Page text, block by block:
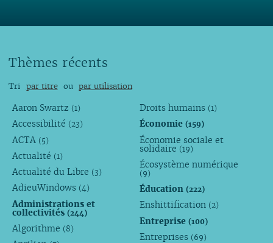
Thèmes récents
Tri par titre ou par utilisation
Aaron Swartz (1)
Accessibilité (23)
ACTA (5)
Actualité (1)
Actualité du Libre (3)
AdieuWindows (4)
Administrations et
collectivités (244)
Algorithme (8)
Droits humains (1)
Économie(159)
Économie sociale et
solidaire (19)
Écosystème numérique
(9)
Éducation(222)
Enshittification (2)
Entreprise(100)
Entreprises (69)